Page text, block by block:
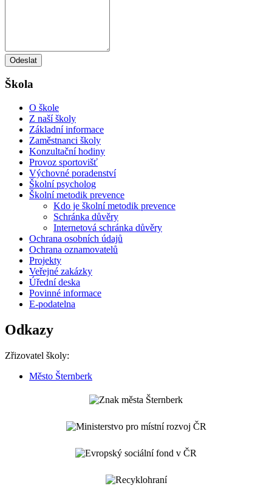
Odeslat
Škola
O škole
Z naší školy
Základní informace
Zaměstnanci školy
Konzultační hodiny
Provoz sportovišť
Výchovné poradenství
Školní psycholog
Školní metodik prevence
Kdo je školní metodik prevence
Schránka důvěry
Internetová schránka důvěry
Ochrana osobních údajů
Ochrana oznamovatelů
Projekty
Veřejné zakázky
Úřední deska
Povinné informace
E-podatelna
Odkazy
Zřizovatel školy:
Město Šternberk